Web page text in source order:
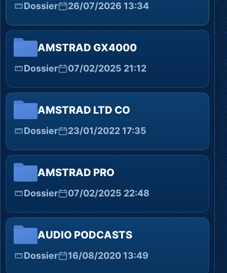
Dossier 26/07/2026 13:34
AMSTRAD GX4000
Dossier 07/02/2025 21:12
AMSTRAD LTD CO
Dossier 23/01/2022 17:35
AMSTRAD PRO
Dossier 07/02/2025 22:48
AUDIO PODCASTS
Dossier 16/08/2020 13:49